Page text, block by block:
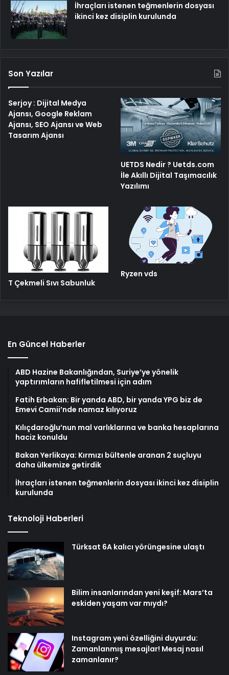
İhraçları istenen teğmenlerin dosyası
ikinci kez disiplin kurulunda
Son Yazılar
Serjoy : Dijital Medya
Ajansı, Google Reklam
Ajansı, SEO Ajansı ve Web
Tasarım Ajansı
UETDS Nedir ? Uetds.com
İle Akıllı Dijital Taşımacılık
Yazılımı
T Çekmeli Sıvı Sabunluk
Ryzen vds
En Güncel Haberler
ABD Hazine Bakanlığından, Suriye’ye yönelik
yaptırımların hafifletilmesi için adım
Fatih Erbakan: Bir yanda ABD, bir yanda YPG biz de
Emevi Camii’nde namaz kılıyoruz
Kılıçdaroğlu’nun mal varlıklarına ve banka hesaplarına
haciz konuldu
Bakan Yerlikaya: Kırmızı bültenle aranan 2 suçluyu
daha ülkemize getirdik
İhraçları istenen teğmenlerin dosyası ikinci kez disiplin
kurulunda
Teknoloji Haberleri
Türksat 6A kalıcı yörüngesine ulaştı
Bilim insanlarından yeni keşif: Mars’ta
eskiden yaşam var mıydı?
Instagram yeni özelliğini duyurdu:
Zamanlanmış mesajlar! Mesaj nasıl
zamanlanır?